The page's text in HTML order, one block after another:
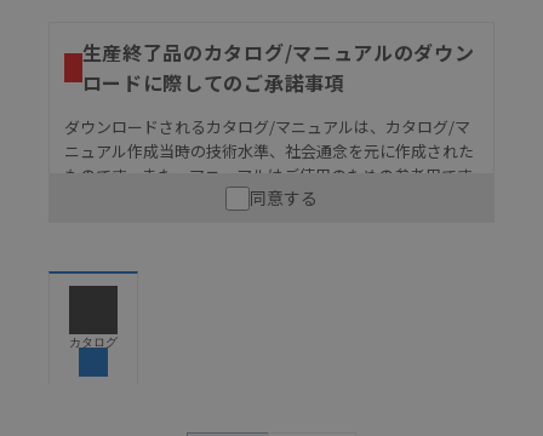
生産終了品のカタログ/マニュアルのダウン
ロードに際してのご承諾事項
ダウンロードされるカタログ/マニュアルは、カタログ/マ
ニュアル作成当時の技術水準、社会通念を元に作成された
ものです。また、マニュアルはご使用のための参考用です
ので、ご使用にあたっての安全性については十分にご配慮
うな用途に使用される場合には、システム全体として
保できるよう設計されていること、および本製品が全
同意する
カタログ